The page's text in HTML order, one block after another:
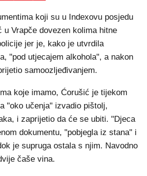
koji su u Indexovu posjedu
u Vrapče dovezen kolima hitne
jer je, kako je utvrdila
"pod utjecajem alkohola", a nakon
samoozljeđivanjem.
koje imamo, Ćorušić je tijekom
"oko učenja" izvadio pištolj,
i zaprijetio da će se ubiti. "Djeca
dokumentu, "pobjegla iz stana" i
je supruga ostala s njim. Navodno
čaše vina.